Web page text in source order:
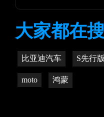
大家都在搜
比亚迪汽车 S先行版
moto 鸿蒙